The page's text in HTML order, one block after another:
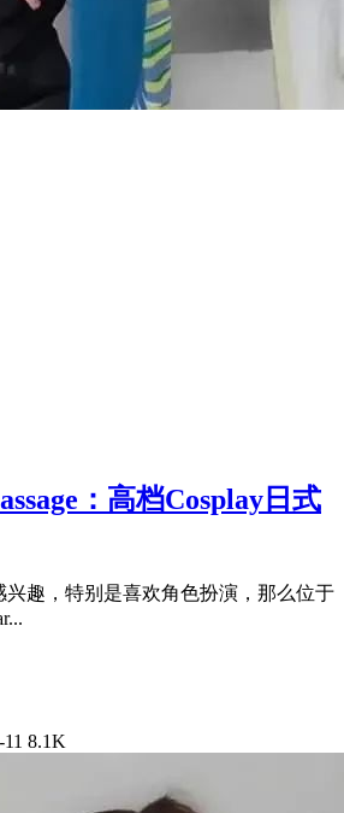
：高档Cosplay日式
趣，特别是喜欢角色扮演，那么位于
8.1K